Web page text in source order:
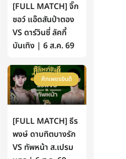
[FULL MATCH] จิ๊ก
ซอว์ แอ๊ดสันป่าตอง
VS ดาร์วินซี่ ลัคกี้
บันเทิง | 6 ส.ค. 69
ศึกเพชรยินดี
[FULL MATCH] ธีร
พงษ์ ดาบทิตบางรัก
VS ทัพหน้า ส.เปรม